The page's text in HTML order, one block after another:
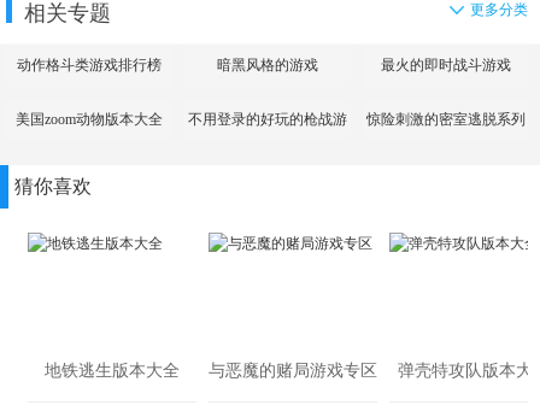
相关专题 更多分类
动作格斗类游戏排行榜 暗黑风格的游戏 最火的即时战斗游戏
美国zoom动物版本大全 不用登录的好玩的枪战游 惊险刺激的密室逃脱系列
猜你喜欢
地铁逃生版本大全 与恶魔的赌局游戏专区 弹壳特攻队版本大